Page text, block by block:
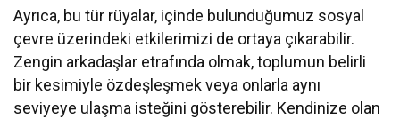
Ayrıca, bu tür rüyalar, içinde bulunduğumuz sosyal
çevre üzerindeki etkilerimizi de ortaya çıkarabilir.
Zengin arkadaşlar etrafında olmak, toplumun belirli
bir kesimiyle özdeşleşmek veya onlarla aynı
seviyeye ulaşma isteğini gösterebilir. Kendinize olan